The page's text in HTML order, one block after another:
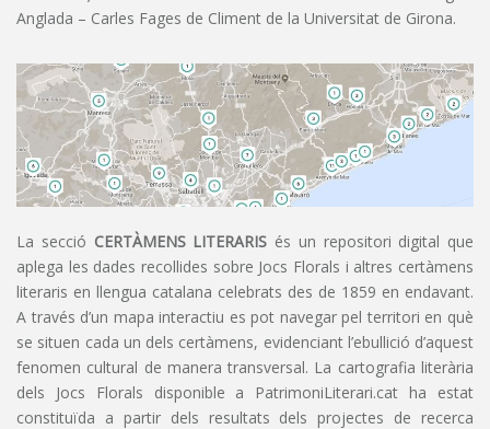
Anglada – Carles Fages de Climent de la Universitat de Girona.
La secció CERTÀMENS LITERARIS és un repositori digital que
aplega les dades recollides sobre Jocs Florals i altres certàmens
literaris en llengua catalana celebrats des de 1859 en endavant.
A través d’un mapa interactiu es pot navegar pel territori en què
se situen cada un dels certàmens, evidenciant l’ebullició d’aquest
fenomen cultural de manera transversal. La cartografia literària
dels Jocs Florals disponible a PatrimoniLiterari.cat ha estat
constituïda a partir dels resultats dels projectes de recerca